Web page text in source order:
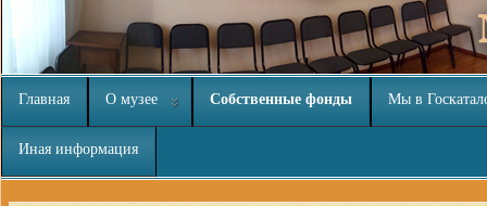
Главная О музее Собственные фонды Мы в
Иная информация